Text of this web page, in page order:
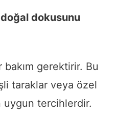
doğal dokusunu
bakım gerektirir. Bu
taraklar veya özel
uygun tercihlerdir.